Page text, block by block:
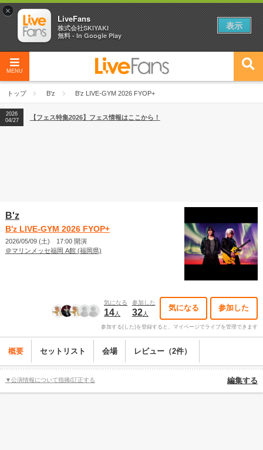
MENU
トップ B'z B'z LIVE-GYM 2026 FYOP+
2026
04/27
2026
【ライブ動員ランキング】2026年上半期編発表！
2026
04/27
【フェス特集2026】フェス情報はここから！
B'z
B'z LIVE-GYM 2026 FYOP+
2026/05/09 (土) 17:00 開演
＠マリンメッセ福岡 A館 (福岡県)
気になる
14人
参加した
32人
気になる 参加した
参加する(した)を登録すると、マイページでライブを管理できます
概要 セットリスト 会場 レビュー（2件）
▼公演情報について指摘/訂正する 編集する
×
LiveFans
株式会社SKIYAKI
無料 - In Google Play
表示